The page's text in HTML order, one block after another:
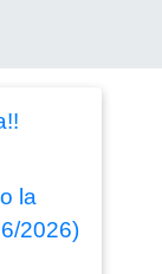
la
2026)